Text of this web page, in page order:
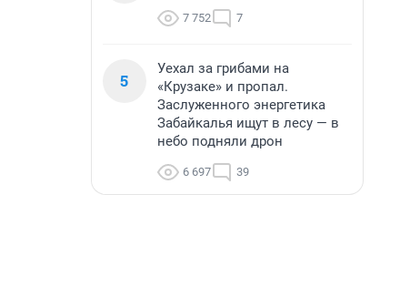
7 752 7
5
Уехал за грибами на
«Крузаке» и пропал.
Заслуженного энергетика
Забайкалья ищут в лесу — в
небо подняли дрон
6 697 39